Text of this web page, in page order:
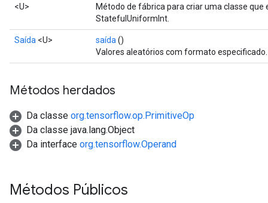
<U>
Método de fábrica para criar uma classe que
StatefulUniformInt.
Saída <U> saída ()
Valores aleatórios com formato especificado.
Métodos herdados
Da classe org.tensorflow.op.PrimitiveOp
Da classe java.lang.Object
Da interface org.tensorflow.Operand
Métodos Públicos